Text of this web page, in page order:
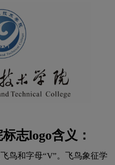
志logo含义：
鸟和字母“V”。飞鸟象征学